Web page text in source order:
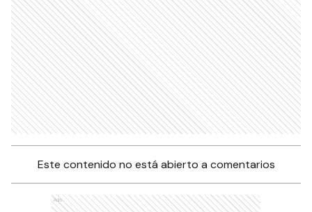
Este contenido no está abierto a comentarios
Ads